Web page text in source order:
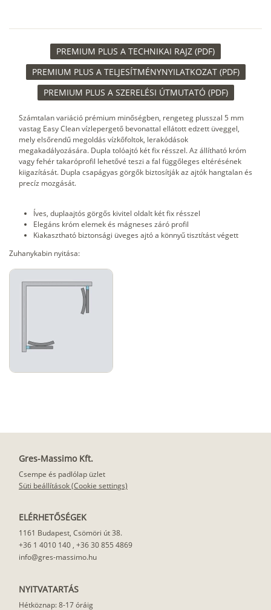
PREMIUM PLUS A TECHNIKAI RAJZ (PDF)
PREMIUM PLUS A TELJESÍTMÉNYNYILATKOZAT (PDF)
PREMIUM PLUS A SZERELÉSI ÚTMUTATÓ (PDF)
Számtalan variáció prémium minőségben, rengeteg plusszal 5 mm
vastag Easy Clean vízlepergető bevonattal ellátott edzett üveggel,
mely elsőrendű megoldás vízkőfoltok, lerakódások
megakadályozására. Dupla tolóajtó két fix résszel. Az állítható króm
vagy fehér takaróprofil lehetővé teszi a fal függőleges eltérésének
kiigazítását. Dupla csapágyas görgők biztosítják az ajtók hangtalan és
precíz mozgását.
Íves, duplaajtós görgős kivitel oldalt két fix résszel
Elegáns króm elemek és mágneses záró profil
Kiakasztható biztonsági üveges ajtó a könnyű tisztítást végett
Zuhanykabin nyitása:
Gres-Massimo Kft.
Csempe és padlólap üzlet
Süti beállítások (Cookie settings)
ELÉRHETŐSÉGEK
1161 Budapest, Csömöri út 38.
+36 1 4010 140, +36 30 855 4869
info@gres-massimo.hu
NYITVATARTÁS
Hétköznap: 8-17 óráig